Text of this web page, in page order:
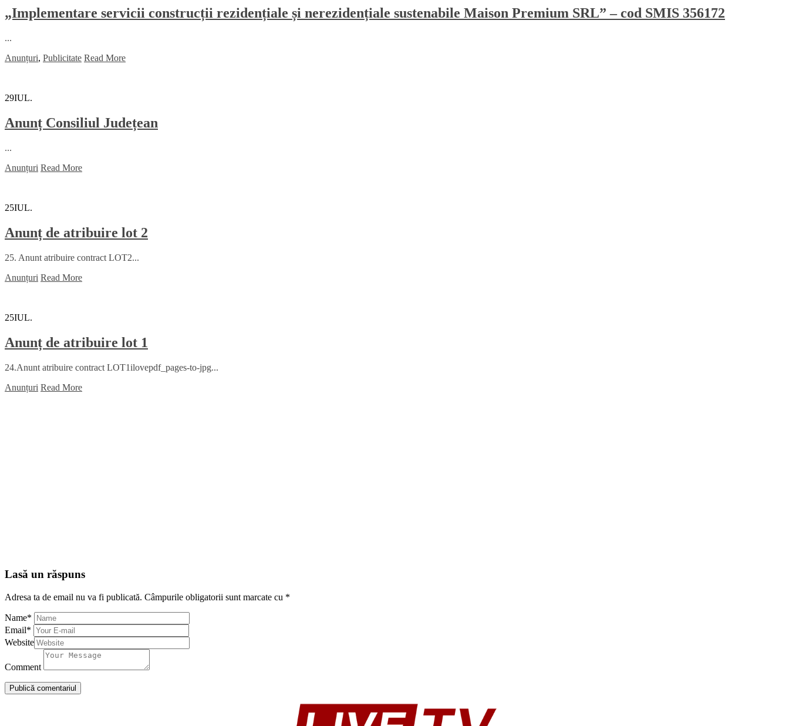
„Implementare servicii construcții rezidențiale și nerezidențiale sustenabile Maison Premium SRL” – cod SMIS 356172
...
Anunțuri, Publicitate Read More
29IUL.
Anunț Consiliul Județean
...
Anunțuri Read More
25IUL.
Anunț de atribuire lot 2
25. Anunt atribuire contract LOT2...
Anunțuri Read More
25IUL.
Anunț de atribuire lot 1
24.Anunt atribuire contract LOT1ilovepdf_pages-to-jpg...
Anunțuri Read More
Lasă un răspuns
Adresa ta de email nu va fi publicată. Câmpurile obligatorii sunt marcate cu *
Name*
Email*
Website
Comment